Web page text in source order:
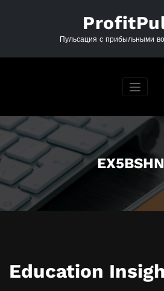
Пульсация с прибыльными
Education